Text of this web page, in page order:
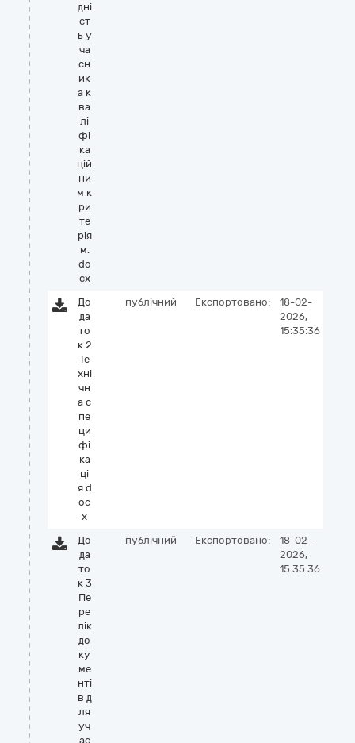
дні
ст
ь у
ча
сн
ик
а к
ва
лі
фі
ка
цій
ни
м к
ри
те
рія
м.
do
cx
До
да
то
к 2
Те
хні
чн
а с
пе
ци
фі
ка
ці
я.d
oc
x
публічний Експортовано:
18-02-
2026,
15:35:36
До
да
то
к 3
Пе
ре
лік
до
ку
ме
нті
в д
ля
уч
ас
публічний Експортовано:
18-02-
2026,
15:35:36